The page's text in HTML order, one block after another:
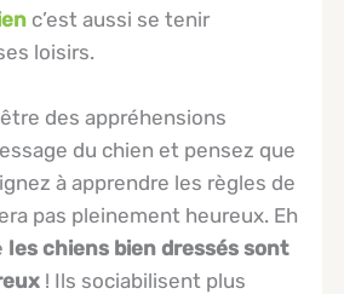
c’est aussi se tenir
loisirs.
des appréhensions
du chien et pensez que
à apprendre les règles de
pas pleinement heureux. Eh
les chiens bien dressés sont
! Ils sociabilisent plus